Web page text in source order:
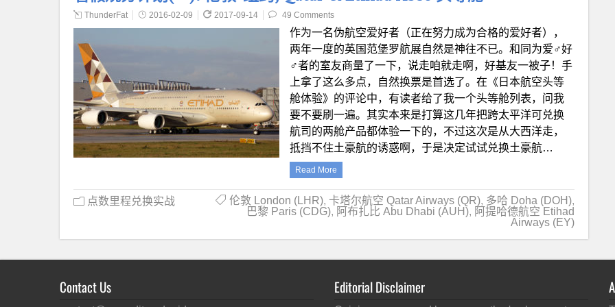
ThunderFat 2016-02-09 2017-09-14 49 Comments
作为一名伪航空爱好者（正在努力成为合格的爱好者），
两年一度的英国范堡罗航展自然是神往不已。和同为爱♂好
♂者的室友商量了一下，说走咱就走啊，好基友一被子！手
上拿了这么多点，自然换票是首选了。在《日本航空头等
舱体验》的评论中，有读者给了我一个头等舱列表，问我
要不要刷一遍。其实本来是打算这几年把跨太平洋可兑换
航司的两舱产品都体验一下的，不过这次是从大西洋走，
抵挡不住土豪航的诱惑啊，于是决定试试兑换土豪航…
Read More
点数里程兑换实战 伦敦 London (LHR), 卡塔尔航空 Qatar Airways (QR), 多哈 Doha (DOH),
巴黎 Paris (CDG), 阿布扎比 Abu Dhabi (AUH), 阿提哈德航空 Etihad
Airways (EY)
Contact Us Editorial Disclaimer